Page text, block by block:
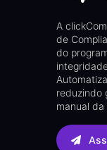
A
de
do
reduzindo
manual da